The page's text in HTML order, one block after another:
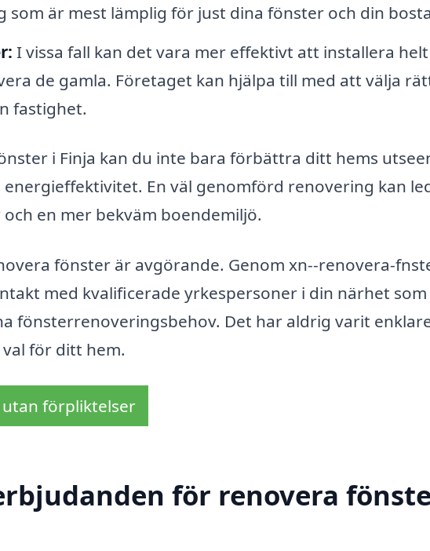
som är mest lämplig för just dina fönster och din
I vissa fall kan det vara mer effektivt att installera
de gamla. Företaget kan hjälpa till med att välja
fastighet.
i Finja kan du inte bara förbättra ditt hems
energieffektivitet. En väl genomförd renovering kan
en mer bekväm boendemiljö.
fönster är avgörande. Genom xn--renovera-
med kvalificerade yrkespersoner i din närhet
fönsterrenoveringsbehov. Det har aldrig varit
för ditt hem.
utan förpliktelser
för renovera